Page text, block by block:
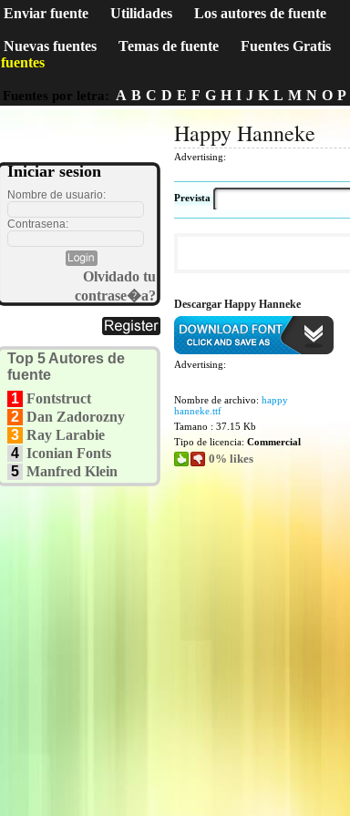
Enviar fuente Utilidades Los autores de fuente
Nuevas fuentes Temas de fuente Fuentes Gratis
fuentes
Fuentes por letra: A B C D E F G H I J K L M N O P
Iniciar sesion
Nombre de usuario:
Contrasena:
Olvidado tu
contrase�a?
Top 5 Autores de
fuente
1 Fontstruct
2 Dan Zadorozny
3 Ray Larabie
4 Iconian Fonts
5 Manfred Klein
Happy Hanneke
Advertising:
Prevista
Descargar Happy Hanneke
Advertising:
Nombre de archivo: happy
hanneke.ttf
Tamano : 37.15 Kb
Tipo de licencia: Commercial
0% likes